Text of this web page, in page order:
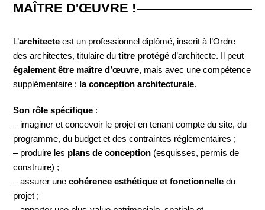
MAÎTRE D'ŒUVRE !
L’architecte est un professionnel diplômé, inscrit à l’Ordre
des architectes, titulaire dutitre protégé d’architecte. Il peut
également être maître d’œuvre, mais avec une compétence
supplémentaire : la conception architecturale.
Son rôle spécifique :
– imaginer et concevoir le projet en tenant compte du site, du
programme, du budget et des contraintes réglementaires ;
– produire les plans de conception (esquisses, permis de
construire) ;
– assurer unecohérence esthétique et fonctionnelle du
projet ;